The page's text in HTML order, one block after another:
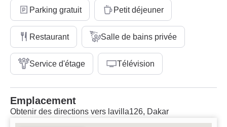
Parking gratuit Petit déjeuner
Restaurant Salle de bains privée
Service d'étage Télévision
Emplacement
Obtenir des directions vers lavilla126, Dakar